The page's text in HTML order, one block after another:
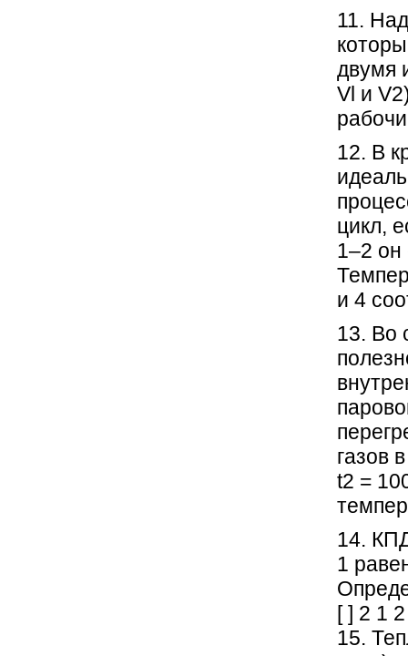
11.
двумя
Vl и
12. В
цикл,
1–2 он
и 4
13. Во
газов
t2 =
14.
1
[ ] 2 1
15.